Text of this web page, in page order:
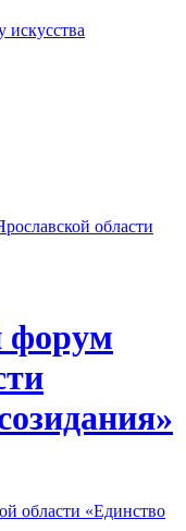
искусства
области
форум